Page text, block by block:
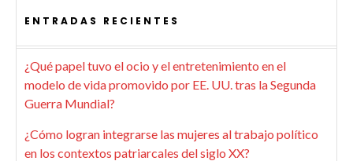
ENTRADAS RECIENTES
¿Qué papel tuvo el ocio y el entretenimiento en el
modelo de vida promovido por EE. UU. tras la Segunda
Guerra Mundial?
¿Cómo logran integrarse las mujeres al trabajo político
en los contextos patriarcales del siglo XX?